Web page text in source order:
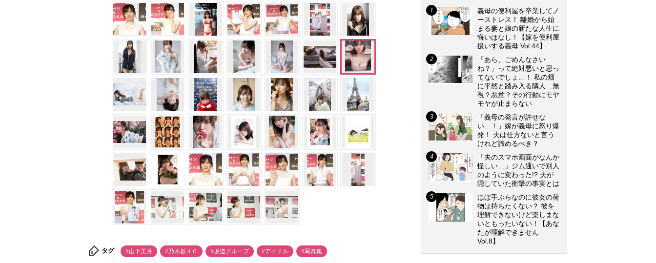
タグ #山下美月 #乃木坂４６ #坂道グループ #アイドル #写真集
義母の便利屋を卒業してノ
ーストレス！ 離婚から始
まる妻と娘の新たな人生に
悔いはなし！【嫁を便利屋
扱いする義母 Vol.44】
「あら、ごめんなさい
ね？」って絶対悪いと思っ
てないでしょ…！ 私の畑
に平然と踏み入る隣人…無
視？悪意？その行動にモヤ
モヤが止まらない
「義母の発言が許せな
い…！」嫁が義母に怒り爆
発！ 夫は仕方ないと言う
けれど諦めるべき？
「夫のスマホ画面がなんか
怪しい…」ジム通いで別人
のように変わった!? 夫が
隠していた衝撃の事実とは
ほぼ手ぶらなのに彼女の荷
物は持ちたくない？ 彼を
理解できないけど楽しまな
いともったいない！【あな
たが理解できません
Vol.8】